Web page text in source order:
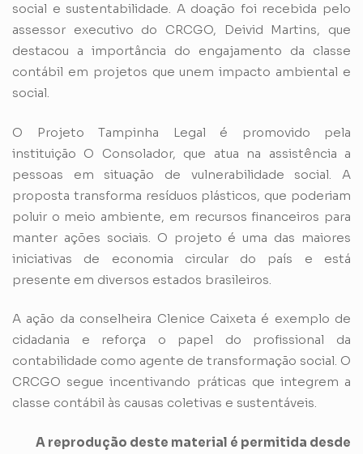
social e sustentabilidade. A doação foi recebida pelo
assessor executivo do CRCGO, Deivid Martins, que
destacou a importância do engajamento da classe
contábil em projetos que unem impacto ambiental e
social.
O Projeto Tampinha Legal é promovido pela
instituição O Consolador, que atua na assistência a
pessoas em situação de vulnerabilidade social. A
proposta transforma resíduos plásticos, que poderiam
poluir o meio ambiente, em recursos financeiros para
manter ações sociais. O projeto é uma das maiores
iniciativas de economia circular do país e está
presente em diversos estados brasileiros.
A ação da conselheira Clenice Caixeta é exemplo de
cidadania e reforça o papel do profissional da
contabilidade como agente de transformação social. O
CRCGO segue incentivando práticas que integrem a
classe contábil às causas coletivas e sustentáveis.
A reprodução deste material é permitida desde